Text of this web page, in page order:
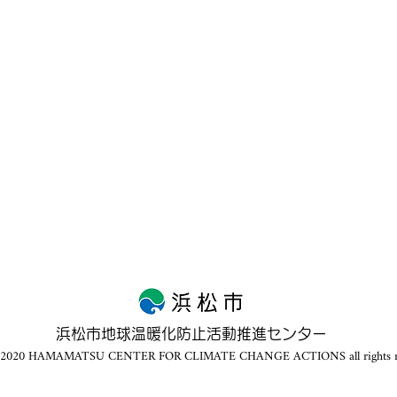
浜松市地球温暖化防止活動推進センター
HAMAMATSU CENTER FOR CLIMATE CHANGE ACTIONS all rights